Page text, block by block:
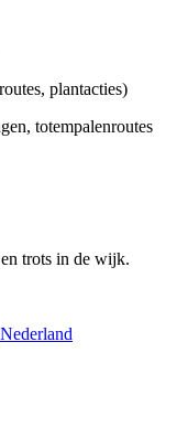
plantacties)
totempalenroutes
trots in de wijk.